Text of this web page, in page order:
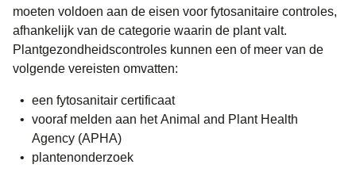
moeten voldoen aan de eisen voor fytosanitaire controles,
afhankelijk van de categorie waarin de plant valt.
Plantgezondheidscontroles kunnen een of meer van de
volgende vereisten omvatten:
een fytosanitair certificaat
vooraf melden aan het Animal and Plant Health
Agency (APHA)
plantenonderzoek